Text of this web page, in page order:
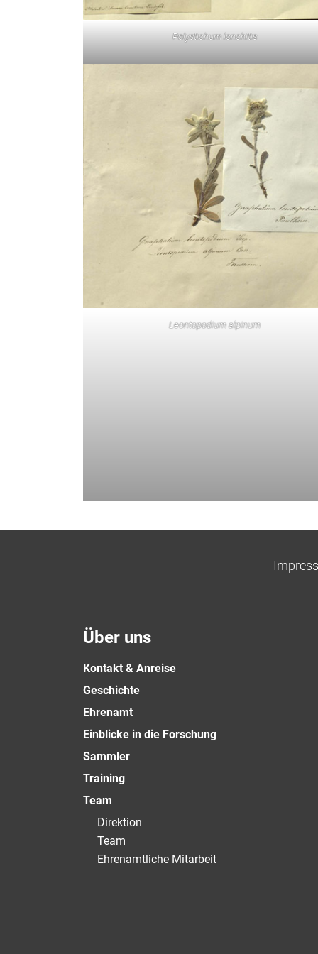
Polystichum lonchitis
Leontopodium alpinum
Über uns
Kontakt & Anreise
Geschichte
Ehrenamt
Einblicke in die Forschung
Sammler
Training
Team
Direktion
Team
Ehrenamtliche Mitarbeit